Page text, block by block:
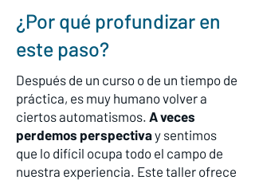
¿Por qué profundizar en
este paso?
Después de un curso o de un tiempo de
práctica, es muy humano volver a
ciertos automatismos. A veces
perdemos perspectivay sentimos
que lo difícil ocupa todo el campo de
nuestra experiencia. Este taller ofrece